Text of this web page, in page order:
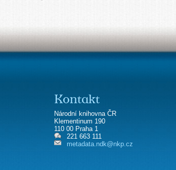
Kontakt
Národní knihovna ČR
Klementinum 190
110 00 Praha 1
221 663 111
metadata.ndk@nkp.cz